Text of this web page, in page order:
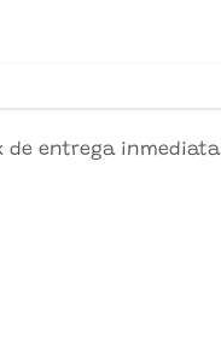
de entrega inmediata